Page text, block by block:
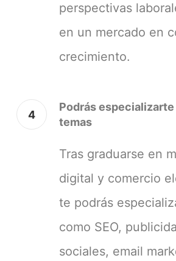
perspectivas
en un mercado en
crecimiento.
4
Podrás
temas
Tras graduarse en
digital y comercio
te podrás
como SEO,
sociales, email